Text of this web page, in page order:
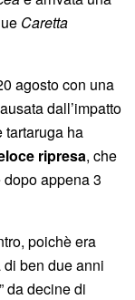
Caretta
agosto con una
dall’impatto
tartaruga ha
ripresa, che
appena 3
poichè era
di ben due anni
da decine di